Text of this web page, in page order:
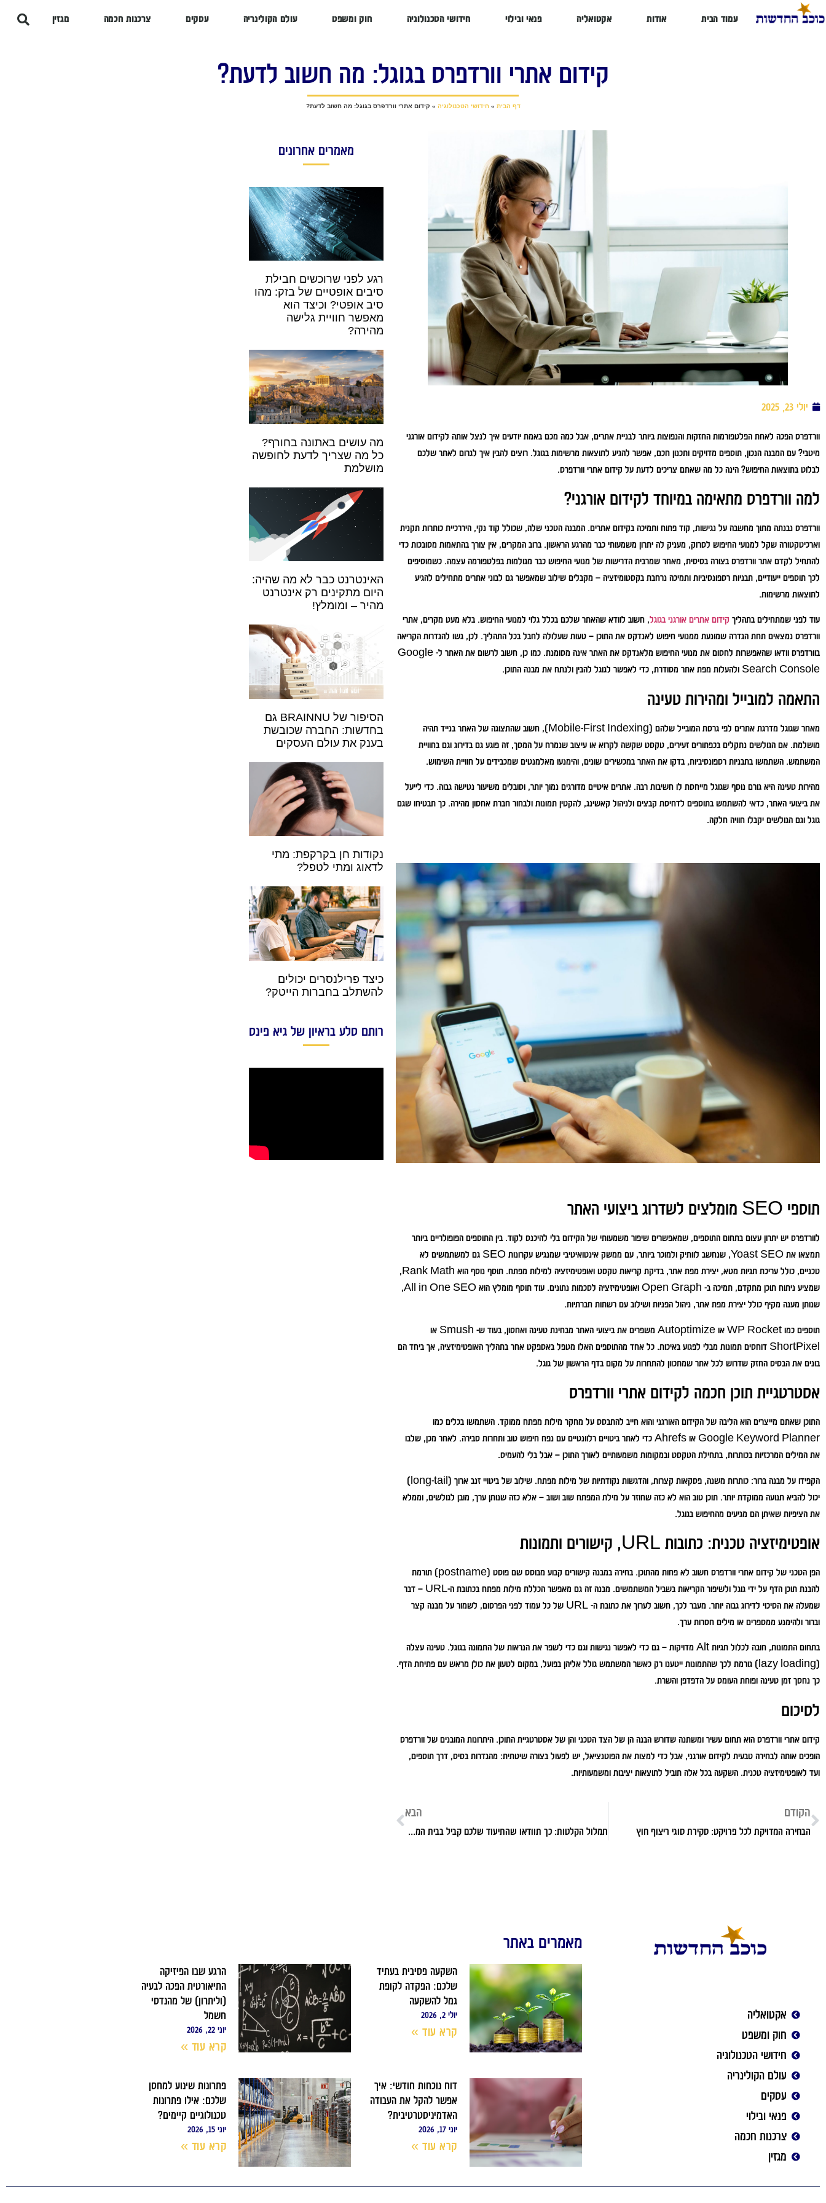
עמוד הבית אודות אקטואליה פנאי ובילוי חידושי הטכנולוגיה חוק ומשפט עולם הקולינריה עסקים צרכנות חכמה מגזין
קידום אתרי וורדפרס בגוגל: מה חשוב לדעת?
דף הבית »חידושי הטכנולוגיה » קידום אתרי וורדפרס בגוגל: מה חשוב לדעת?
יולי 23, 2025
וורדפרס הפכה לאחת הפלטפורמות החזקות והנפוצות ביותר לבניית אתרים, אבל כמה מכם באמת יודעים איך לנצל אותה לקידום אורגני
מיטבי? עם המבנה הנכון, תוספים מדויקים ותכנון חכם, אפשר להגיע לתוצאות מרשימות בגוגל. רוצים להבין איך לגרום לאתר שלכם
לבלוט בתוצאות החיפוש? הינה כל מה שאתם צריכים לדעת על קידום אתרי וורדפרס.
למה וורדפרס מתאימה במיוחד לקידום אורגני?
וורדפרס נבנתה מתוך מחשבה על נגישות, קוד פתוח ותמיכה בקידום אתרים. המבנה הטכני שלה, שכולל קוד נקי, היררכיית כותרות תקנית
וארכיטקטורה שקל למנועי החיפוש לסרוק, מעניק לה יתרון משמעותי כבר מהרגע הראשון. ברוב המקרים, אין צורך בהתאמות מסובכות כדי
להתחיל לקדם אתר וורדפרס בצורה בסיסית, מאחר שמרבית הדרישות של מנועי החיפוש כבר מגולמות בפלטפורמה עצמה. כשמוסיפים
לכך תוספים ייעודיים, תבניות רספונסיביות ותמיכה נרחבת בקסטומיזציה – מקבלים שילוב שמאפשר גם לבוני אתרים מתחילים להגיע
לתוצאות מרשימות.
עוד לפני שמתחילים בתהליך קידום אתרים אורגני בגוגל, חשוב לוודא שהאתר שלכם בכלל גלוי למנועי החיפוש. בלא מעט מקרים, אתרי
וורדפרס נמצאים תחת הגדרה שמונעת ממנועי חיפוש לאנדקס את התוכן – טעות שעלולה לחבל בכל התהליך. לכן, גשו להגדרות הקריאה
בוורדפרס וודאו שהאפשרות לחסום את מנועי החיפוש מלאנדקס את האתר אינה מסומנת. כמו כן, חשוב לרשום את האתר ל- Google
Search Console ולהעלות מפת אתר מסודרת, כדי לאפשר לגוגל להבין ולנתח את מבנה התוכן.
התאמה למובייל ומהירות טעינה
מאחר שגוגל מדרגת אתרים לפי גרסת המובייל שלהם (Mobile-First Indexing), חשוב שהתצוגה של האתר בנייד תהיה
מושלמת. אם הגולשים נתקלים בכפתורים זעירים, טקסט שקשה לקרוא או עיצוב שנמרח על המסך, זה פוגע גם בדירוג וגם בחוויית
המשתמש. השתמשו בתבניות רספונסיביות, בדקו את האתר במכשירים שונים, והימנעו מאלמנטים שמכבידים על חוויית השימוש.
מהירות טעינה היא גורם נוסף שגוגל מייחסת לו חשיבות רבה. אתרים איטיים מדורגים נמוך יותר, וסובלים משיעור נטישה גבוה. כדי לייעל
את ביצועי האתר, כדאי להשתמש בתוספים לדחיסת קבצים ולניהול קאשינג, להקטין תמונות ולבחור חברת אחסון מהירה. כך תבטיחו שגם
גוגל וגם הגולשים יקבלו חוויה חלקה.
תוספי SEO מומלצים לשדרוג ביצועי האתר
לוורדפרס יש יתרון עצום בתחום התוספים, שמאפשרים שיפור משמעותי של הקידום בלי להיכנס לקוד. בין התוספים הפופולריים ביותר
תמצאו את Yoast SEO, שנחשב לוותיק ולמוכר ביותר, עם ממשק אינטואיטיבי שמנגיש עקרונות SEO גם למשתמשים לא
טכניים, כולל עריכת תגיות מטא, יצירת מפת אתר, בדיקת קריאות טקסט ואופטימיזציה למילות מפתח. תוסף נוסף הוא Rank Math,
שמציע ניתוח תוכן מתקדם, תמיכה ב- Open Graph ואופטימיזציה לסכמות נתונים. עוד תוסף מומלץ הוא All in One SEO,
שנותן מענה מקיף כולל יצירת מפת אתר, ניהול הפניות ושילוב עם רשתות חברתיות.
תוספים כמו WP Rocket או Autoptimize משפרים את ביצועי האתר מבחינת טעינה ואחסון, בעוד ש- Smush או
ShortPixel דוחסים תמונות מבלי לפגוע באיכות. כל אחד מהתוספים האלו מטפל באספקט אחר בתהליך האופטימיזציה, אך ביחד הם
בונים את הבסיס החזק שדרוש לכל אתר שמתכוון להתחרות על מקום בדף הראשון של גוגל.
אסטרטגיית תוכן חכמה לקידום אתרי וורדפרס
התוכן שאתם מייצרים הוא הליבה של הקידום האורגני והוא חייב להתבסס על מחקר מילות מפתח ממוקד. השתמשו בכלים כמו
Google Keyword Planner או Ahrefs כדי לאתר ביטויים רלוונטיים עם נפח חיפוש טוב ותחרות סבירה. לאחר מכן, שלבו
את המילים המרכזיות בכותרות, בתחילת הטקסט ובמקומות משמעותיים לאורך התוכן – אבל בלי להעמיס.
הקפידו על מבנה ברור: כותרות משנה, פסקאות קצרות, והדגשות נקודתיות של מילות מפתח. שילוב של ביטויי זנב ארוך (long-tail)
יכול להביא תנועה ממוקדת יותר. תוכן טוב הוא לא כזה שחוזר על מילת המפתח שוב ושוב – אלא כזה שנותן ערך, מובן לגולשים, וממלא
את הציפיות שאיתן הם מגיעים מהחיפוש בגוגל.
אופטימיזציה טכנית: כתובות URL, קישורים ותמונות
הפן הטכני של קידום אתרי וורדפרס חשוב לא פחות מהתוכן. בחירה במבנה קישורים קבוע מבוסס שם פוסט (postname) תורמת
להבנת תוכן הדף על ידי גוגל ולשיפור הקריאות בשביל המשתמשים. מבנה זה גם מאפשר הכללת מילות מפתח בכתובת ה-URL – דבר
שמעלה את הסיכוי לדירוג גבוה יותר. מעבר לכך, חשוב לערוך את כתובת ה- URL של כל עמוד לפני הפרסום, לשמור על מבנה קצר
וברור ולהימנע ממספרים או מילים חסרות ערך.
בתחום התמונות, חובה לכלול תגיות Alt מדויקות – גם כדי לאפשר נגישות וגם כדי לשפר את הנראות של התמונה בגוגל. טעינה עצלה
(lazy loading) גורמת לכך שהתמונות ייטענו רק כאשר המשתמש גולל אליהן בפועל, במקום לטעון את כולן מראש עם פתיחת הדף.
כך נחסך זמן טעינה ופוחת העומס על הדפדפן והשרת.
לסיכום
קידום אתרי וורדפרס הוא תחום עשיר ומשתנה שדורש הבנה הן של הצד הטכני והן של אסטרטגיית התוכן. היתרונות המובנים של וורדפרס
הופכים אותה לבחירה טבעית לקידום אורגני, אבל כדי למצות את הפוטנציאל, יש לפעול בצורה שיטתית: מהגדרות בסיס, דרך תוספים,
ועד לאופטימיזציה טכנית. השקעה בכל אלה תוביל לתוצאות יציבות ומשמעותיות.
הקודם
הבחירה המדויקת לכל פרויקט: סקירת סוגי ריצוף חוץ
הבא
תמלול הקלטות: כך תוודאו שהתיעוד שלכם קביל בבית המשפט
מאמרים אחרונים
רגע לפני שרוכשים חבילת
סיבים אופטיים של בזק: מהו
סיב אופטי? וכיצד הוא
מאפשר חוויית גלישה
מהירה?
מה עושים באתונה בחורף?
כל מה שצריך לדעת לחופשה
מושלמת
האינטרנט כבר לא מה שהיה:
היום מתקינים רק אינטרנט
מהיר – ומומלץ!
הסיפור של BRAINNU גם
בחדשות: החברה שכובשת
בענק את עולם העסקים
נקודות חן בקרקפת: מתי
לדאוג ומתי לטפל?
כיצד פרילנסרים יכולים
להשתלב בחברות הייטק?
רותם סלע בראיון של גיא פינס
אקטואליה
חוק ומשפט
חידושי הטכנולוגיה
עולם הקולינריה
עסקים
פנאי ובילוי
צרכנות חכמה
מגזין
מאמרים באתר
השקעה פסיבית בעתיד
שלכם: הפקדה לקופת
גמל להשקעה
יולי 2, 2026
קרא עוד »
הרגע שבו הפיזיקה
התיאורטית הפכה לבעיה
(וליתרון) של מהנדסי
חשמל
יוני 22, 2026
קרא עוד »
דוח נוכחות חודשי: איך
אפשר להקל את העבודה
האדמיניסטרטיבית?
יוני 17, 2026
קרא עוד »
פתרונות שינוע למחסן
שלכם: אילו פתרונות
טכנולוגיים קיימים?
יוני 15, 2026
קרא עוד »